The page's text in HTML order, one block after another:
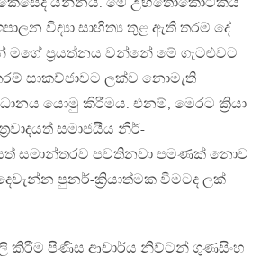
විද්‍යා සාහිත්‍ය තුළ ඇති තරම් දේ
මගේ ප්‍රයත්නය වන්නේ මේ ගැටළුවට
සාකච්ජාවට ලක්ව නොමැති
යොමු කිරීමය. එනම්, මෙරට ක්‍රියා
සමාජයීය නිර්-
සමාන්තරව පවතිනවා පමණක් නොව
පුනර්-ක්‍රියාත්මක වීමටද ලක්
කිරීම පිණිස ආචාර්ය නිව්ටන් ගුණසිංහ